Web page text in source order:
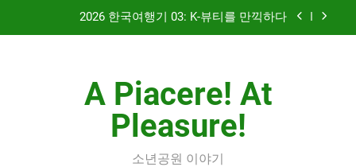
2026 한국여행기 03: K-뷰티를 만끽하다
2026 한국여행기 02: 82쿡 덕분에 만난 사람들
2026 한국여행기 04: 내 고향 부산
2026 한국여행기 03: K-뷰티를 만끽하다
A Piacere! At
Pleasure!
소년공원 이야기